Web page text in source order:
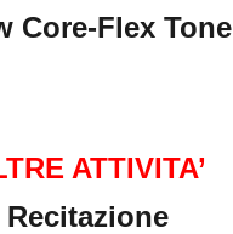
Core-Flex Tone
ATTIVITA’
Recitazione